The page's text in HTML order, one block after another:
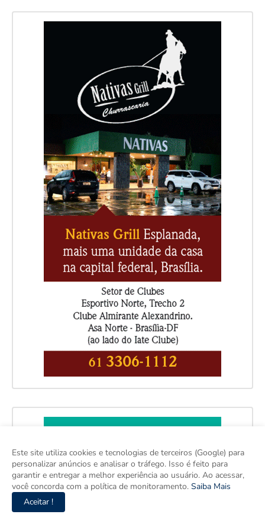
Este site utiliza cookies e tecnologias de terceiros (Google) para
personalizar anúncios e analisar o tráfego. Isso é feito para
garantir e entregar a melhor experiência ao usuário. Ao acessar,
você concorda com a política de monitoramento. Saiba Mais
Aceitar !